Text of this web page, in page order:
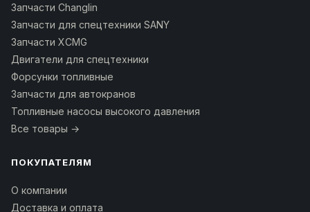
Запчасти Changlin
Запчасти для спецтехники SANY
Запчасти XCMG
Двигатели для спецтехники
Форсунки топливные
Запчасти для автокранов
Топливные насосы высокого давления
Все товары →
ПОКУПАТЕЛЯМ
О компании
Доставка и оплата